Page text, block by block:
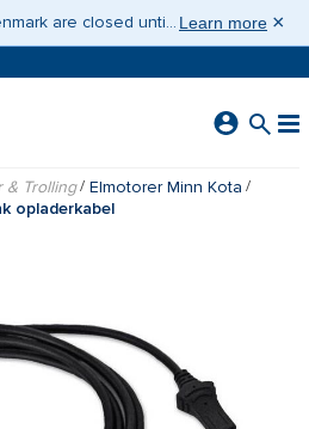
Comstedt’s offices in Denmark are closed until 10 August 2026. If you need assistance, please contact Contact Sweden on +46 31 775 65 30. Learn more ×
& Trolling
Elmotorer Minn Kota
opladerkabel